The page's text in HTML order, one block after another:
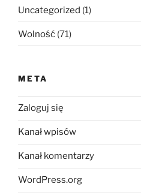
Uncategorized (1)
Wolność (71)
META
Zaloguj się
Kanał wpisów
Kanał komentarzy
WordPress.org